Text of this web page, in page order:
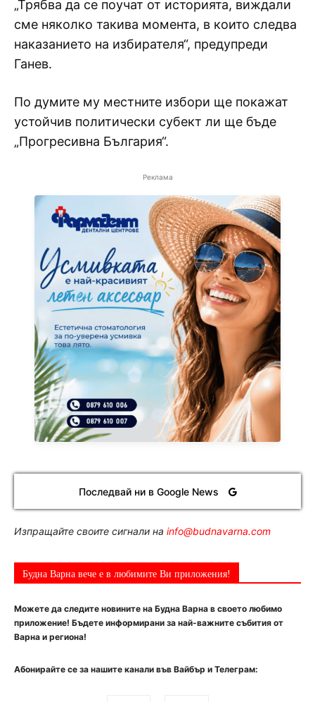
„Трябва да се поучат от историята, виждали
сме няколко такива момента, в които следва
наказанието на избирателя“, предупреди
Ганев.
По думите му местните избори ще покажат
устойчив политически субект ли ще бъде
„Прогресивна България“.
Реклама
Последвай ни в Google News
Изпращайте своите сигнали на info@budnavarna.com
Будна Варна вече е в любимите Ви приложения!
Можете да следите новините на Будна Варна в своето любимо
приложение! Бъдете информирани за най-важните събития от
Варна и региона!
Абонирайте се за нашите канали във Вайбър и Телеграм: